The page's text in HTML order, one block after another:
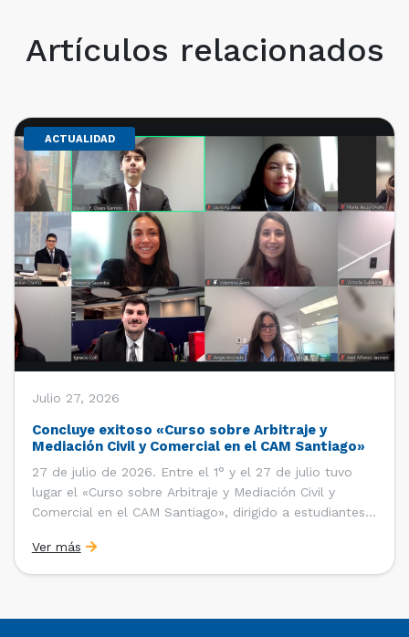
Artículos relacionados
ACTUALIDAD
Julio 27, 2026
Concluye exitoso «Curso sobre Arbitraje y
Mediación Civil y Comercial en el CAM Santiago»
27 de julio de 2026. Entre el 1° y el 27 de julio tuvo
lugar el «Curso sobre Arbitraje y Mediación Civil y
Comercial en el CAM Santiago», dirigido a estudiantes,
entre 2023 y 2025 ganaron el «Pre-Moot del CAM
Santiago», […]
Ver más